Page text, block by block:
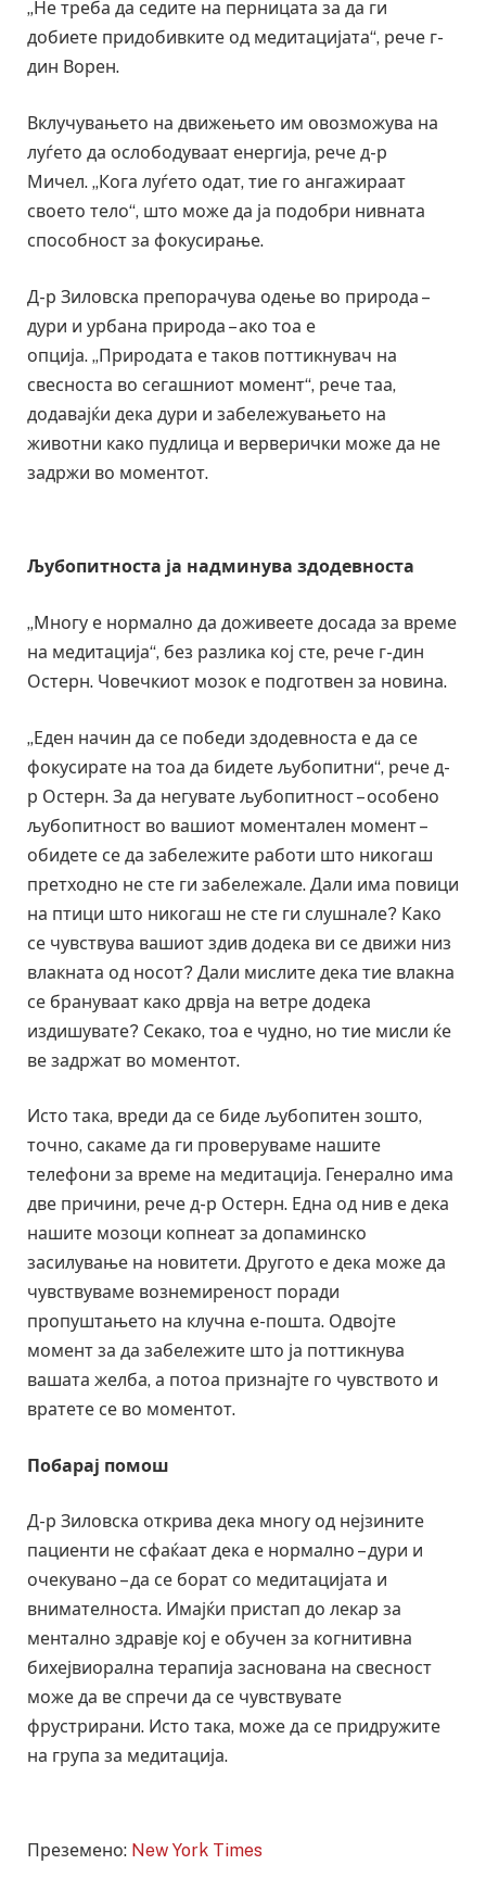
„Не треба да седите на перницата за да ги
добиете придобивките од медитацијата“, рече г-
дин Ворен.
Вклучувањето на движењето им овозможува на
луѓето да ослободуваат енергија, рече д-р
Мичел. „Кога луѓето одат, тие го ангажираат
своето тело“, што може да ја подобри нивната
способност за фокусирање.
Д-р Зиловска препорачува одење во природа –
дури и урбана природа – ако тоа е
опција. „Природата е таков поттикнувач на
свесноста во сегашниот момент“, рече таа,
додавајќи дека дури и забележувањето на
животни како пудлица и верверички може да не
задржи во моментот.
Љубопитноста ја надминува здодевноста
„Многу е нормално да доживеете досада за време
на медитација“, без разлика кој сте, рече г-дин
Остерн. Човечкиот мозок е подготвен за новина.
„Еден начин да се победи здодевноста е да се
фокусирате на тоа да бидете љубопитни“, рече д-
р Остерн. За да негувате љубопитност – особено
љубопитност во вашиот моментален момент –
обидете се да забележите работи што никогаш
претходно не сте ги забележале. Дали има повици
на птици што никогаш не сте ги слушнале? Како
се чувствува вашиот здив додека ви се движи низ
влакната од носот? Дали мислите дека тие влакна
се брануваат како дрвја на ветре додека
издишувате? Секако, тоа е чудно, но тие мисли ќе
ве задржат во моментот.
Исто така, вреди да се биде љубопитен зошто,
точно, сакаме да ги проверуваме нашите
телефони за време на медитација. Генерално има
две причини, рече д-р Остерн. Една од нив е дека
нашите мозоци копнеат за допаминско
засилување на новитети. Другото е дека може да
чувствуваме вознемиреност поради
пропуштањето на клучна е-пошта. Одвојте
момент за да забележите што ја поттикнува
вашата желба, а потоа признајте го чувството и
вратете се во моментот.
Побарај помош
Д-р Зиловска открива дека многу од нејзините
пациенти не сфаќаат дека е нормално – дури и
очекувано – да се борат со медитацијата и
внимателноста. Имајќи пристап до лекар за
ментално здравје кој е обучен за когнитивна
бихејвиорална терапија заснована на свесност
може да ве спречи да се чувствувате
фрустрирани. Исто така, може да се придружите
на група за медитација.
Преземено: New York Times